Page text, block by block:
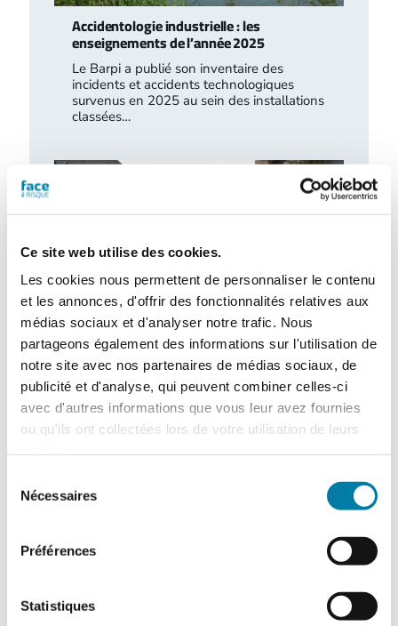
Ce site web utilise des cookies.
Les cookies nous permettent de personnaliser le contenu
et les annonces, d'offrir des fonctionnalités relatives aux
médias sociaux et d'analyser notre trafic. Nous
partageons également des informations sur l'utilisation de
notre site avec nos partenaires de médias sociaux, de
publicité et d'analyse, qui peuvent combiner celles-ci
avec d'autres informations que vous leur avez fournies
ou qu'ils ont collectées lors de votre utilisation de leurs
Nécessaires
Préférences
Statistiques
Accidentologie industrielle : les
enseignements de l’année 2025
Le Barpi a publié son inventaire des
incidents et accidents technologiques
survenus en 2025 au sein des installations
classées…
Retour d’expérience : exercice attentat au
CH de l’Estran
Le centre hospitalier de l’Estran a organisé,
le 10 février 2026, un exercice attentat